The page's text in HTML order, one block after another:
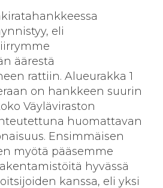
eli
äärestä
rattiin. Alueurakka 1
on hankkeen suurin
Väyläviraston
huomattavan
Ensimmäisen
myötä pääsemme
hyvässä
kanssa, eli yksi